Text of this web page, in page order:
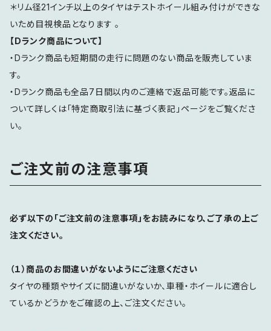
＊リム径21インチ以上のタイヤはテストホイール組み付けができな
いため目視検品となります 。
【Dランク商品について】
・Dランク商品も短期間の走行に問題のない商品を販売していま
す。
・Dランク商品も全品7日間以内のご連絡で返品可能です。返品に
ついて詳しくは「特定商取引法に基づく表記」ページをご覧くださ
い。
ご注文前の注意事項
必ず以下の「ご注文前の注意事項」をお読みになり、ご了承の上ご
注文ください。
（１）商品のお間違いがないようにご注意ください
タイヤの種類やサイズに間違いがないか、車種・ホイールに適合し
ているかどうかをご確認の上、ご注文ください。